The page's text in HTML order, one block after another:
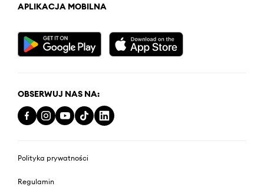
APLIKACJA MOBILNA
OBSERWUJ NAS NA:
Polityka prywatności
Regulamin